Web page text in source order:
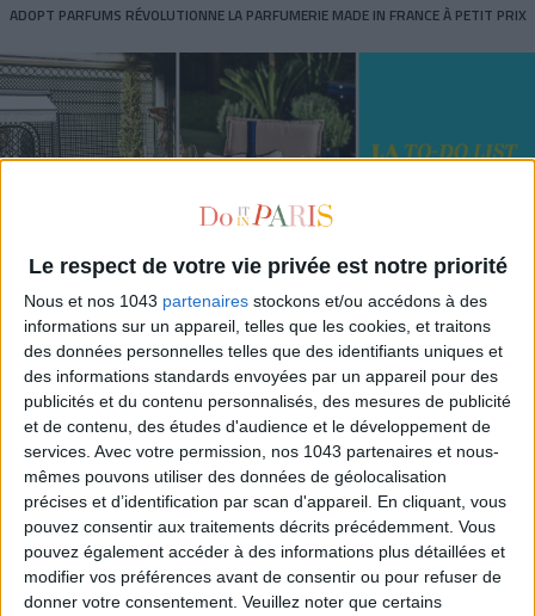
Le respect de votre vie privée est notre priorité
Nous et nos 1043 partenaires stockons et/ou accédons à des
informations sur un appareil, telles que les cookies, et traitons
des données personnelles telles que des identifiants uniques et
des informations standards envoyées par un appareil pour des
publicités et du contenu personnalisés, des mesures de publicité
et de contenu, des études d'audience et le développement de
services. Avec votre permission, nos 1043 partenaires et nous-
mêmes pouvons utiliser des données de géolocalisation
précises et d’identification par scan d'appareil. En cliquant, vous
pouvez consentir aux traitements décrits précédemment. Vous
pouvez également accéder à des informations plus détaillées et
modifier vos préférences avant de consentir ou pour refuser de
donner votre consentement. Veuillez noter que certains
ADOPT PARFUMS RÉVOLUTIONNE LA PARFUMERIE MADE IN FRANCE À PETIT PRIX
TOUT CE QUE VOUS DEVEZ FAIRE À PARIS EN AOÛT